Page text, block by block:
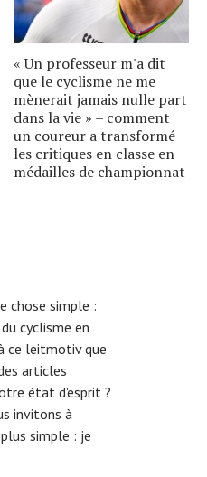
« Un professeur m'a dit
que le cyclisme ne me
mènerait jamais nulle part
dans la vie » – comment
un coureur a transformé
les critiques en classe en
médailles de championnat
chose simple :
cyclisme en
ce leitmotiv que
articles
état d'esprit ?
invitons à
simple : je